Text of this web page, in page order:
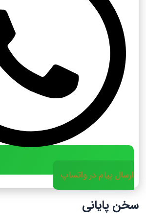
ارسال پیام در واتساپ
سخن پایانی